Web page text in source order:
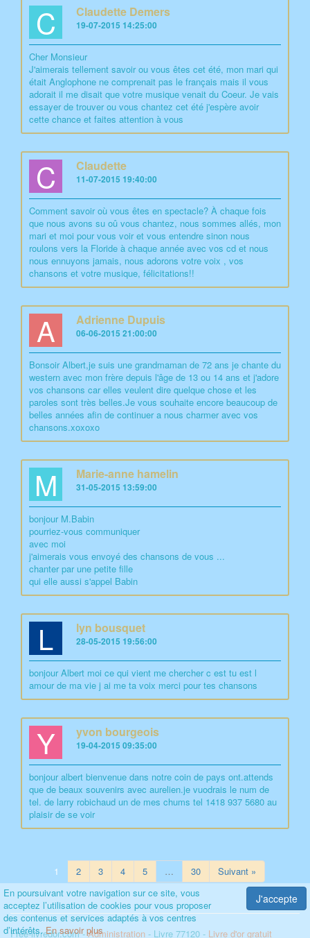
En poursuivant votre navigation sur ce site, vous
acceptez l’utilisation de cookies pour vous proposer
des contenus et services adaptés à vos centres
d’intérêts.En savoir plus
J'accepte
C Claudette Demers
19-07-2015 14:25:00
Cher Monsieur
J'aimerais tellement savoir ou vous êtes cet été, mon mari qui
était Anglophone ne comprenait pas le français mais il vous
adorait il me disait que votre musique venait du Coeur. Je vais
essayer de trouver ou vous chantez cet été j'espère avoir
cette chance et faites attention à vous
C Claudette
11-07-2015 19:40:00
Comment savoir où vous êtes en spectacle? À chaque fois
que nous avons su oû vous chantez, nous sommes allés, mon
mari et moi pour vous voir et vous entendre sinon nous
roulons vers la Floride à chaque année avec vos cd et nous
nous ennuyons jamais, nous adorons votre voix , vos
chansons et votre musique, félicitations!!
A Adrienne Dupuis
06-06-2015 21:00:00
Bonsoir Albert,je suis une grandmaman de 72 ans je chante du
western avec mon frère depuis l'âge de 13 ou 14 ans et j'adore
vos chansons car elles veulent dire quelque chose et les
paroles sont très belles.Je vous souhaite encore beaucoup de
belles années afin de continuer a nous charmer avec vos
chansons.xoxoxo
M Marie-anne hamelin
31-05-2015 13:59:00
bonjour M.Babin
pourriez-vous communiquer
avec moi
j'aimerais vous envoyé des chansons de vous ...
chanter par une petite fille
qui elle aussi s'appel Babin
L lyn bousquet
28-05-2015 19:56:00
bonjour Albert moi ce qui vient me chercher c est tu est l
amour de ma vie j ai me ta voix merci pour tes chansons
Y yvon bourgeois
19-04-2015 09:35:00
bonjour albert bienvenue dans notre coin de pays ont.attends
que de beaux souvenirs avec aurelien.je vuodrais le num de
tel. de larry robichaud un de mes chums tel 1418 937 5680 au
plaisir de se voir
1 2 3 4 5 … 30 Suivant »
Free-livredor.com -Administration - Livre 77120 - Livre d'or gratuit